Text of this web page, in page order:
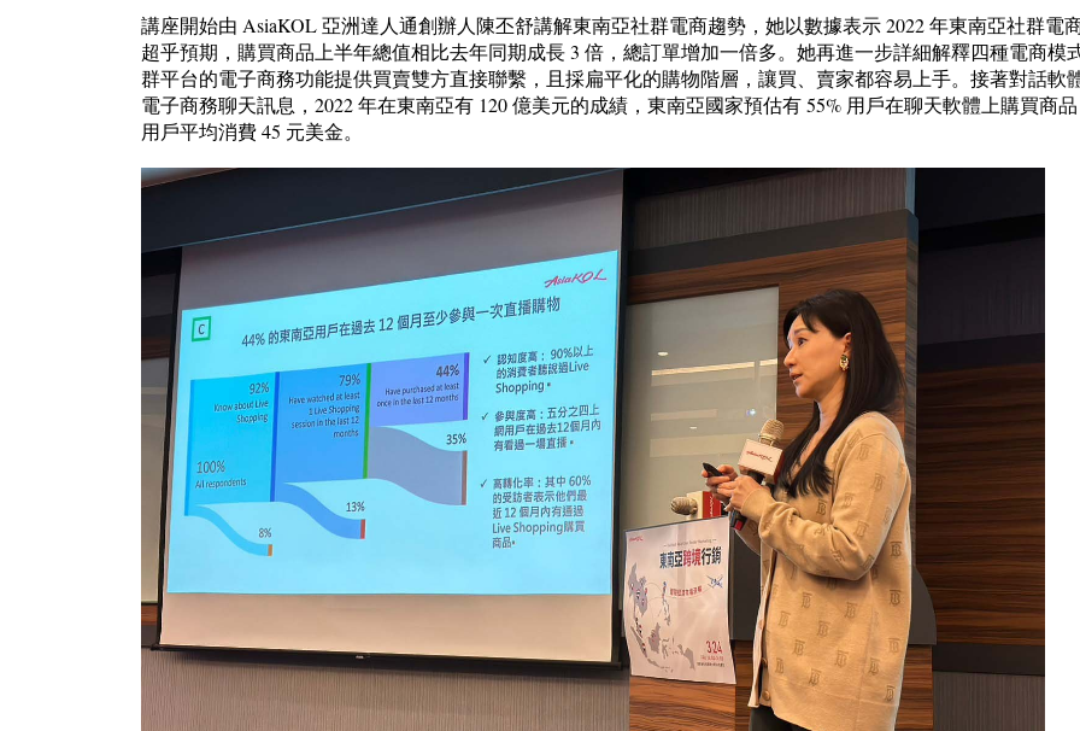
講座開始由 AsiaKOL 亞洲達人通創辦人陳丕舒講解東南亞社群電商趨勢，她以數據表示 2022 年東南亞社群電
超乎預期，購買商品上半年總值相比去年同期成長 3 倍，總訂單增加一倍多。她再進一步詳細解釋四種電商模
群平台的電子商務功能提供買賣雙方直接聯繫，且採扁平化的購物階層，讓買、賣家都容易上手。接著對話軟
電子商務聊天訊息，2022 年在東南亞有 120 億美元的成績，東南亞國家預估有 55% 用戶在聊天軟體上購買商
用戶平均消費 45 元美金。